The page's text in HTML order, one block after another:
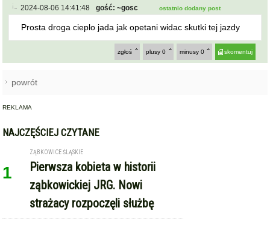
2024-08-06 14:41:48 gość: ~gosc ostatnio dodany post
Prosta droga cieplo jada jak opetani widac skutki tej jazdy
skomentuj
minusy 0
plusy 0
zgłoś
powrót
REKLAMA
NAJCZĘŚCIEJ CZYTANE
1
ZĄBKOWICE ŚLĄSKIE
Pierwsza kobieta w historii
ząbkowickiej JRG. Nowi
strażacy rozpoczęli służbę